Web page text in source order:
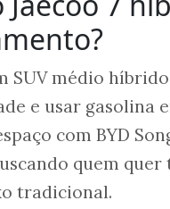
SUV médio
e usar gasolina
com BYD
quem
tradicional.